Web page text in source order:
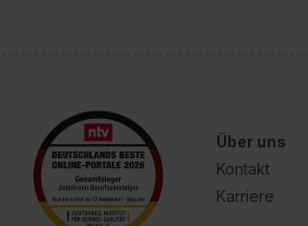
Über uns
Kontakt
Karriere